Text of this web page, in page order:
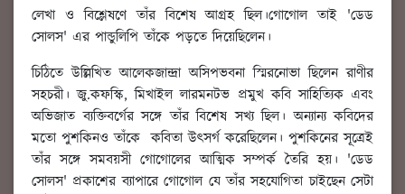
লেখা ও বিশ্লেষণে তাঁর বিশেষ আগ্রহ ছিল।গোগোল তাই 'ডেড
সোলস' এর পান্ডুলিপি তাঁকে পড়তে দিয়েছিলেন।
চিঠিতে উল্লিখিত আলেকজান্দ্রা অসিপভবনা স্মিরনোভা ছিলেন রাণীর
সহচরী। জু.কফস্কি, মিখাইল লারমনটভ প্রমুখ কবি সাহিত্যিক এবং
অভিজাত ব্যক্তিবর্গের সঙ্গে তাঁর বিশেষ সখ্য ছিল। অন্যান্য কবিদের
মতো পুশকিনও তাঁকে কবিতা উৎসর্গ করেছিলেন। পুশকিনের সূত্রেই
তাঁর সঙ্গে সমবয়সী গোগোলের আত্মিক সম্পর্ক তৈরি হয়। 'ডেড
সোলস' প্রকাশের ব্যাপারে গোগোল যে তাঁর সহযোগিতা চাইছেন সেটা